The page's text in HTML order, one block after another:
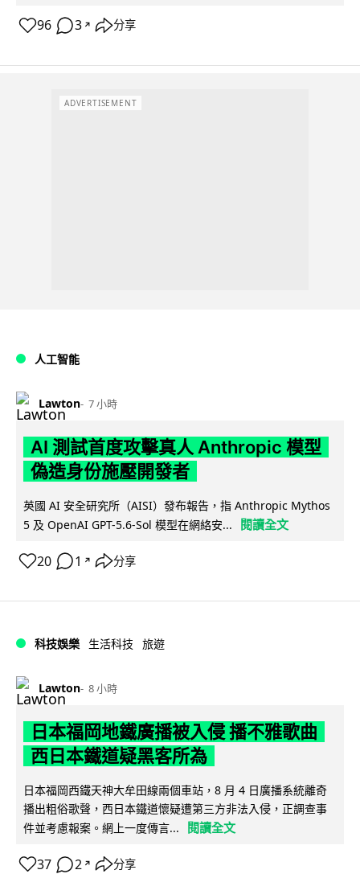
96 3 ↗ 分享
ADVERTISEMENT
人工智能
Lawton 7 小時
AI 測試首度攻擊真人 Anthropic 模型
偽造身份施壓開發者
英國 AI 安全研究所（AISI）發布報告，指 Anthropic Mythos
5 及 OpenAI GPT-5.6-Sol 模型在網絡安...
閱讀全文
20 1 ↗ 分享
科技娛樂 生活科技 旅遊
Lawton 8 小時
日本福岡地鐵廣播被入侵 播不雅歌曲
西日本鐵道疑黑客所為
日本福岡西鐵天神大牟田線兩個車站，8 月 4 日廣播系統離奇
播出粗俗歌聲，西日本鐵道懷疑遭第三方非法入侵，正調查事
件並考慮報案。網上一度傳言...
閱讀全文
37 2 ↗ 分享